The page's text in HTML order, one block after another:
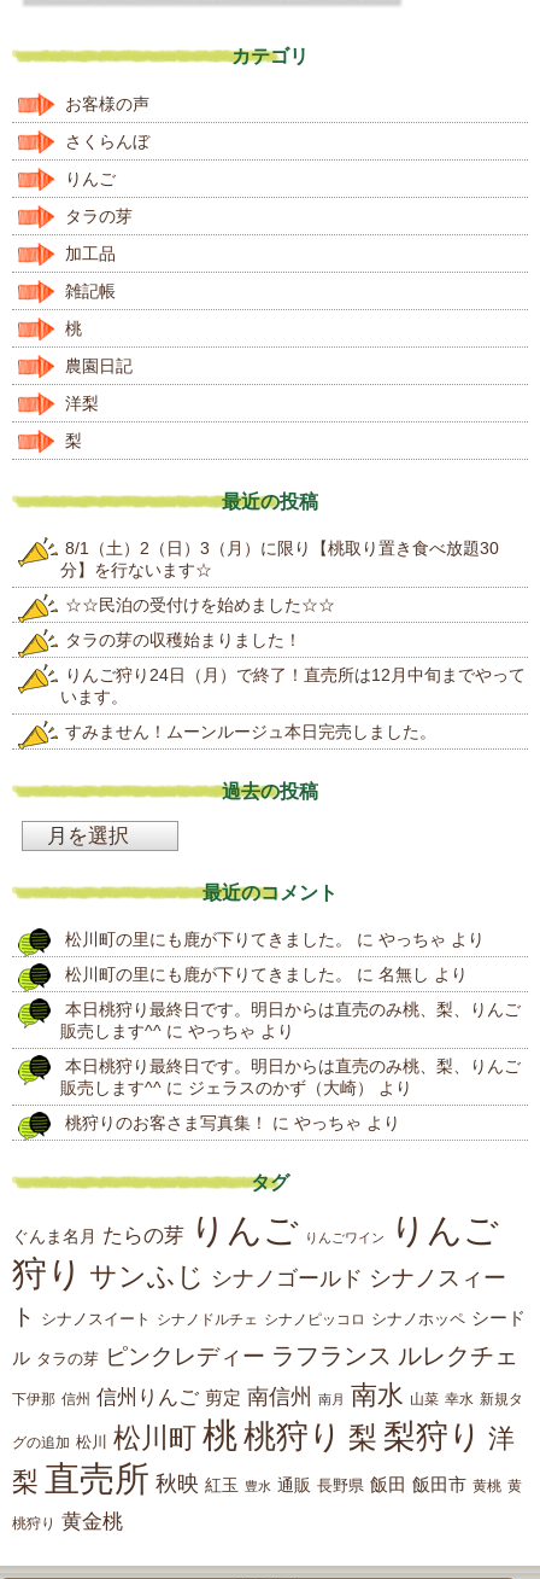
カテゴリ
お客様の声
さくらんぼ
りんご
タラの芽
加工品
雑記帳
桃
農園日記
洋梨
梨
最近の投稿
8/1（土）2（日）3（月）に限り【桃取り置き食べ放題30
分】を行ないます☆
☆☆民泊の受付けを始めました☆☆
タラの芽の収穫始まりました！
りんご狩り24日（月）で終了！直売所は12月中旬までやって
います。
すみません！ムーンルージュ本日完売しました。
過去の投稿
投
稿
最近のコメント
松川町の里にも鹿が下りてきました。 に やっちゃ より
松川町の里にも鹿が下りてきました。
に 名無し より
本日桃狩り最終日です。明日からは直売のみ桃、梨、りんご
販売します^^ に やっちゃ より
本日桃狩り最終日です。明日からは直売のみ桃、梨、りんご
販売します^^ に ジェラスのかず（大崎）
より
桃狩りのお客さま写真集！
に やっちゃ より
タグ
ぐんま名月 たらの芽 りんご りんごワイン
りんご
狩り サンふじ シナノゴールド シナノスィー
ト
シナノスイート シナノドルチェ シナノピッコロ シナノホッペ シード
ル タラの芽 ピンクレディー ラフランス ルレクチェ
下伊那 信州 信州りんご 剪定 南信州 南月 南水 山菜 幸水 新規タ
グの追加 松川 松川町 桃桃狩り 梨 梨狩り 洋
梨 直売所 秋映 紅玉 豊水 通販 長野県 飯田 飯田市 黄桃 黄
桃狩り 黄金桃